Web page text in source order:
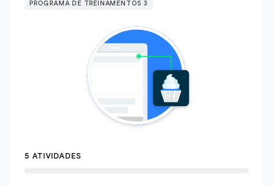
PROGRAMA DE TREINAMENTOS 3
5 ATIVIDADES